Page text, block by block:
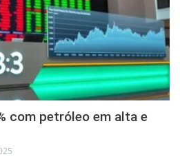
com petróleo em alta e